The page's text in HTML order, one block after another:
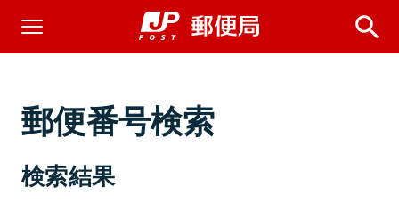
郵便番号検索
検索結果